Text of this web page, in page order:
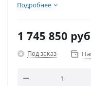
Подробнее
1 745 850
Под заказ